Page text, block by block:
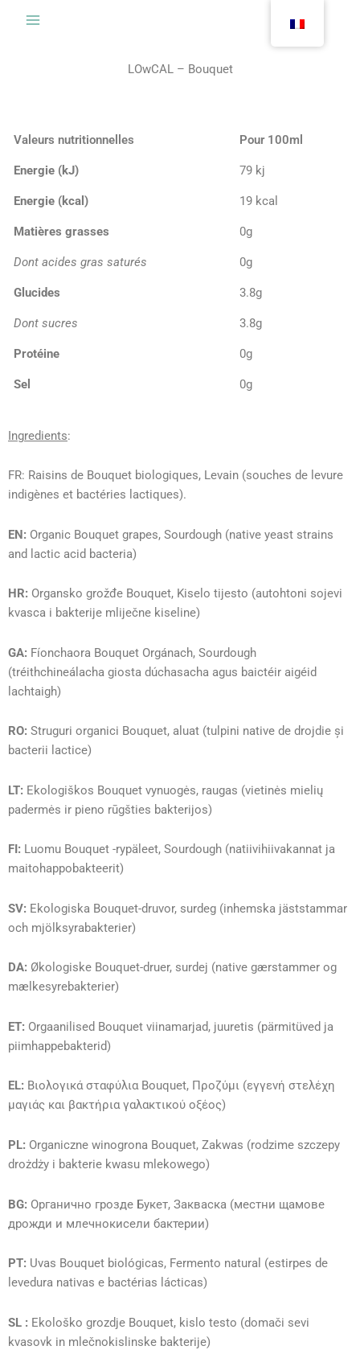
LOwCAL – Bouquet
Valeurs nutritionnelles Pour 100ml
Energie (kJ) 79 kj
Energie (kcal) 19 kcal
Matières grasses 0g
Dont acides gras saturés 0g
Glucides 3.8g
Dont sucres 3.8g
Protéine 0g
Sel 0g
Ingredients:
FR: Raisins de Bouquet biologiques, Levain (souches de levure
indigènes et bactéries lactiques).
EN: Organic Bouquet grapes, Sourdough (native yeast strains
and lactic acid bacteria)
HR: Organsko grožđe Bouquet, Kiselo tijesto (autohtoni sojevi
kvasca i bakterije mliječne kiseline)
GA: Fíonchaora Bouquet Orgánach, Sourdough
(tréithchineálacha giosta dúchasacha agus baictéir aigéid
lachtaigh)
RO: Struguri organici Bouquet, aluat (tulpini native de drojdie și
bacterii lactice)
LT: Ekologiškos Bouquet vynuogės, raugas (vietinės mielių
padermės ir pieno rūgšties bakterijos)
FI: Luomu Bouquet -rypäleet, Sourdough (natiivihiivakannat ja
maitohappobakteerit)
SV: Ekologiska Bouquet-druvor, surdeg (inhemska jäststammar
och mjölksyrabakterier)
DA: Økologiske Bouquet-druer, surdej (native gærstammer og
mælkesyrebakterier)
ET: Orgaanilised Bouquet viinamarjad, juuretis (pärmitüved ja
piimhappebakterid)
EL: Βιολογικά σταφύλια Bouquet, Προζύμι (εγγενή στελέχη
μαγιάς και βακτήρια γαλακτικού οξέος)
PL: Organiczne winogrona Bouquet, Zakwas (rodzime szczepy
drożdży i bakterie kwasu mlekowego)
BG: Органично грозде Букет, Закваска (местни щамове
дрожди и млечнокисели бактерии)
PT: Uvas Bouquet biológicas, Fermento natural (estirpes de
levedura nativas e bactérias lácticas)
SL : Ekološko grozdje Bouquet, kislo testo (domači sevi
kvasovk in mlečnokislinske bakterije)